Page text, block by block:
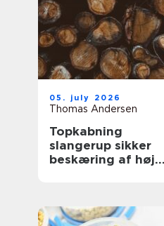
05. july 2026
Thomas Andersen
Topkabning
slangerup sikker
beskæring af høje